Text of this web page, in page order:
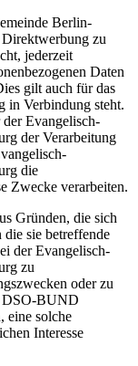
Berlin-
Direktwerbung zu
jederzeit
Daten
gilt auch für das
in Verbindung steht.
Evangelisch-
der Verarbeitung
die
Zwecke verarbeiten.
Gründen, die sich
die sie betreffende
der Evangelisch-
zu
oder zu
DSO-BUND
eine solche
Interesse